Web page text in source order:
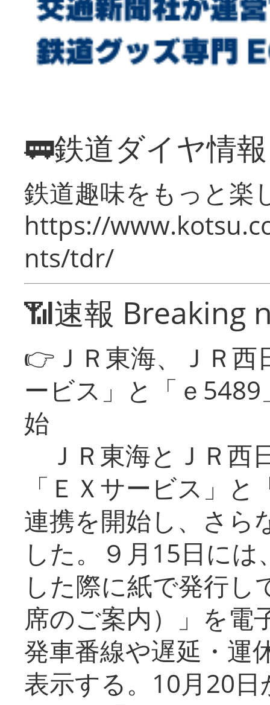
🚃鉄道ダイヤ情
鉄道趣味をもっと楽
https://
nts/tdr/
📶速報 Breaking
👉ＪＲ東海、ＪＲ
ービス」と「ｅ
始
ＪＲ東海とＪＲ西
「ＥＸサービス」
連携を開始し、さら
した。９月15日に
した際に紙で発行し
席のご案内）」を電
発車番線や遅延・運
表示する。10月20